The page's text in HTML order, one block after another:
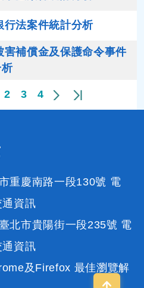
行法案件統計分析
害補償金及保護命令事件
2 3 4
重慶南路一段130號 電
通資訊
北市貴陽街一段235號 電
通資訊
及Firefox 最佳瀏覽解